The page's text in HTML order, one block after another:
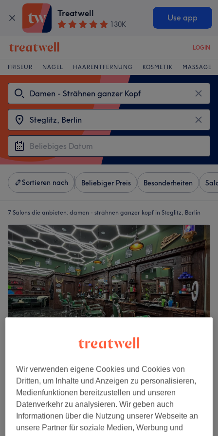
Treatwell
130K
Use app
LOGIN
FRISEUR NÄGEL HAARENTFERNUNG KOSMETIK MASSAGE
Sortieren nach Beliebiger Preis Besonderheiten
7 Salons die anbieten: damen - strähnen ganzer kopf in Steglitz, Berlin
Orientstyle Friseur - Das Schloss Steglitz
4,7
90 Bewertungen
Schlossstraße, Berlin
Auf Karte anzeigen
Damen - Strähnen
2 Std. - 3 Std.
Schnellansicht Saloninfos
Wir verwenden eigene Cookies und Cookies von
Dritten, um Inhalte und Anzeigen zu personalisieren,
Medienfunktionen bereitzustellen und unseren
Datenverkehr zu analysieren. Wir geben auch
Informationen über die Nutzung unserer Webseite an
unsere Partner für soziale Medien, Werbung und